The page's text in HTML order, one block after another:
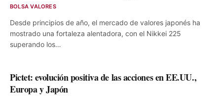
BOLSA VALORES
Desde principios de año, el mercado de valores japonés ha
mostrado una fortaleza alentadora, con el Nikkei 225
superando los…
Pictet: evolución positiva de las acciones en EE.UU.,
Europa y Japón